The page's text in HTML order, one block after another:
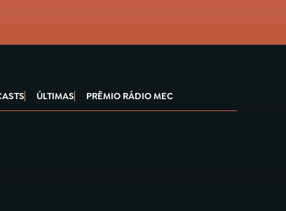
ÚLTIMAS PRÊMIO RÁDIO MEC